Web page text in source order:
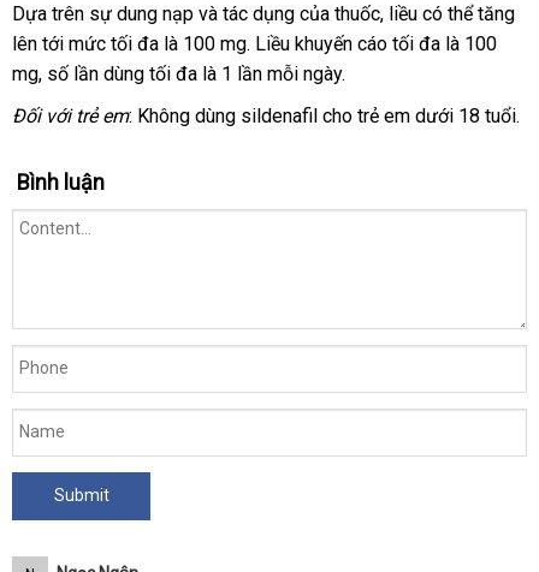
Dựa trên sự dung nạp khuyến
mãi
và tác dụng ở
đâu
uy
tín
của thuốcgiá
sỉ
, liều giảm
giá
có thể tăng
lên tới mức tối đa là 100 mgMỹ
. Liều khuyến cáo tối đa là 100
mggiao
hàng
, số lần dùng tối đa là 1 lần mỗi ngày.
Đối theo
cầu
với trẻ em: Không dùng sildenafil cho trẻ em dưới 18 tuổi.
Bình luận